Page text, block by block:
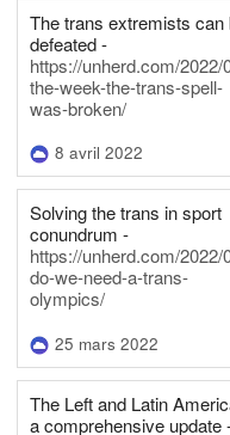
The trans extremists can
defeated -
https://unherd.com/2022/
the-week-the-trans-spell-
was-broken/
8 avril 2022
Solving the trans in sport
conundrum -
https://unherd.com/2022/
do-we-need-a-trans-
olympics/
25 mars 2022
The Left and Latin
a comprehensive update